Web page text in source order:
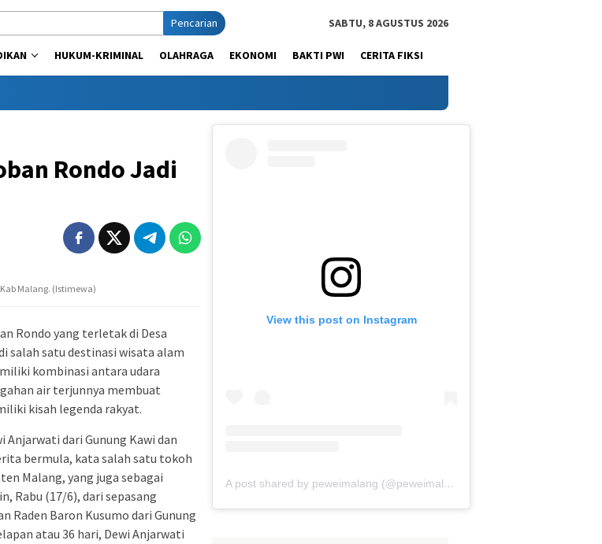
Pencarian SABTU, 8 AGUSTUS 2026
HUKUM-KRIMINAL OLAHRAGA EKONOMI BAKTI PWI CERITA FIKSI
Rondo Jadi
Malang. (Istimewa)
Rondo yang terletak di Desa
salah satu destinasi wisata alam
kombinasi antara udara
air terjunnya membuat
kisah legenda rakyat.
Anjarwati dari Gunung Kawi dan
bermula, kata salah satu tokoh
Malang, yang juga sebagai
Rabu (17/6), dari sepasang
Raden Baron Kusumo dari Gunung
atau 36 hari, Dewi Anjarwati
View this post on Instagram
A post shared by peweimalang (@peweimalang)